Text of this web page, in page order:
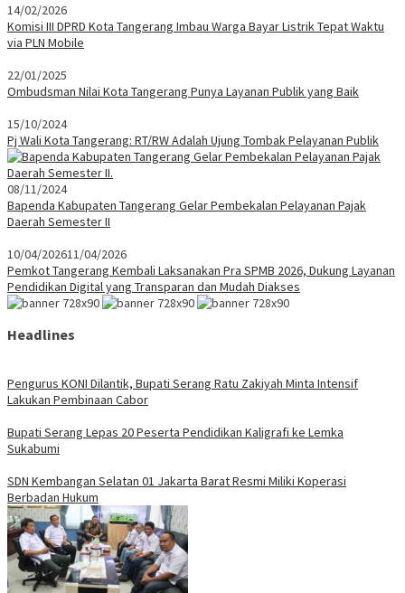
14/02/2026
Komisi III DPRD Kota Tangerang Imbau Warga Bayar Listrik Tepat Waktu
via PLN Mobile
22/01/2025
Ombudsman Nilai Kota Tangerang Punya Layanan Publik yang Baik
15/10/2024
Pj Wali Kota Tangerang: RT/RW Adalah Ujung Tombak Pelayanan Publik
08/11/2024
Bapenda Kabupaten Tangerang Gelar Pembekalan Pelayanan Pajak
Daerah Semester II
10/04/202611/04/2026
Pemkot Tangerang Kembali Laksanakan Pra SPMB 2026, Dukung Layanan
Pendidikan Digital yang Transparan dan Mudah Diakses
Headlines
Pengurus KONI Dilantik, Bupati Serang Ratu Zakiyah Minta Intensif
Lakukan Pembinaan Cabor
Bupati Serang Lepas 20 Peserta Pendidikan Kaligrafi ke Lemka
Sukabumi
SDN Kembangan Selatan 01 Jakarta Barat Resmi Miliki Koperasi
Berbadan Hukum